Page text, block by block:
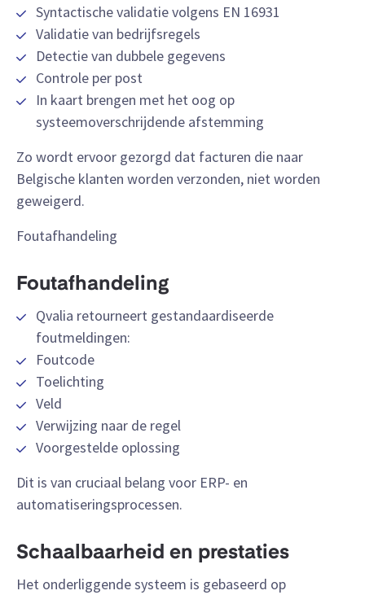
Syntactische validatie volgens EN 16931
Validatie van bedrijfsregels
Detectie van dubbele gegevens
Controle per post
In kaart brengen met het oog op
systeemoverschrijdende afstemming
Zo wordt ervoor gezorgd dat facturen die naar
Belgische klanten worden verzonden, niet worden
geweigerd.
Foutafhandeling
Foutafhandeling
Qvalia retourneert gestandaardiseerde
foutmeldingen:
Foutcode
Toelichting
Veld
Verwijzing naar de regel
Voorgestelde oplossing
Dit is van cruciaal belang voor ERP- en
automatiseringsprocessen.
Schaalbaarheid en prestaties
Het onderliggende systeem is gebaseerd op